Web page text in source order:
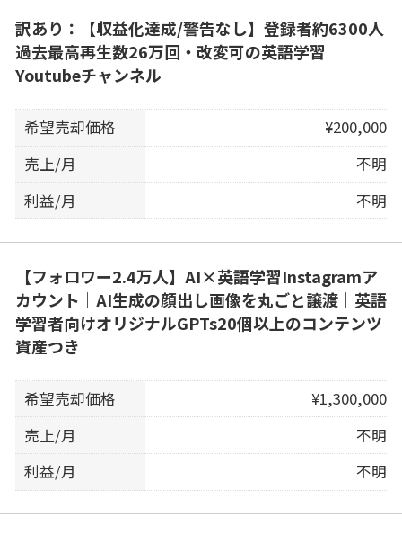
訳あり：【収益化達成/警告なし】登録者約6300人
過去最高再生数26万回・改変可の英語学習
Youtubeチャンネル
希望売却価格
¥200,000
売上/月
不明
利益/月
不明
【フォロワー2.4万人】AI×英語学習Instagramア
カウント｜AI生成の顔出し画像を丸ごと譲渡｜英語
学習者向けオリジナルGPTs20個以上のコンテンツ
資産つき
希望売却価格
¥1,300,000
売上/月
不明
利益/月
不明